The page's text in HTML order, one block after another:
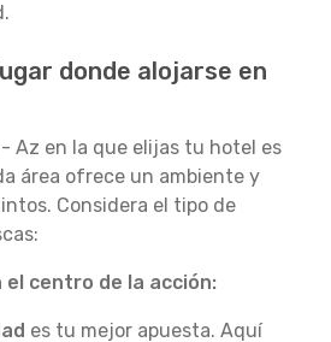
donde alojarse en
Az en la que elijas tu hotel es
área ofrece un ambiente y
Considera el tipo de
centro de la acción:
es tu mejor apuesta. Aquí